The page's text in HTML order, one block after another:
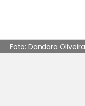
Foto: Dandara Oliveira